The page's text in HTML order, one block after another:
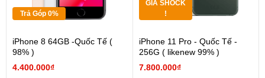
Trả Góp 0%
iPhone 8 64GB -Quốc Tế (
98% )
4.400.000₫
GIÁ SHOCK
!
iPhone 11 Pro - Quốc Tế -
256G ( likenew 99% )
7.800.000₫